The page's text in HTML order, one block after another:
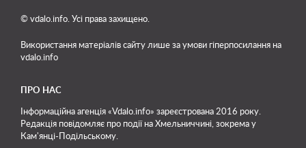
© vdalo.info. Усі права захищено.
Використання матеріалів сайту лише за умови гіперпосилання на
vdalo.info
ПРО НАС
Інформаційна агенція «Vdalo.info» зареєстрована 2016 року.
Редакція повідомляє про події на Хмельниччині, зокрема у
Кам'янці-Подільському.